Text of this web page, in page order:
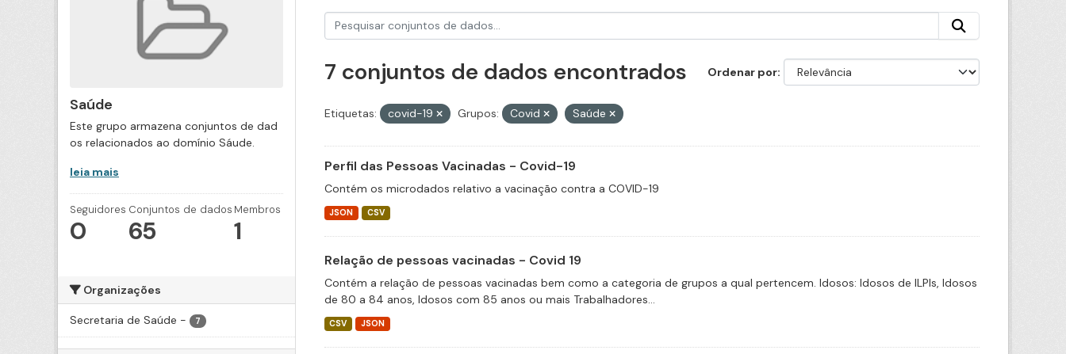
Saúde
Este grupo armazena conjuntos de dad
os relacionados ao domínio Sáude.
leia mais
Seguidores
0
Conjuntos de dados
65
Membros
1
Organizações
Secretaria de Saúde - 7
Ordenar por
7 conjuntos de dados encontrados
Etiquetas: covid-19 Grupos: Covid Saúde
Perfil das Pessoas Vacinadas - Covid-19
Contém os microdados relativo a vacinação contra a COVID-19
JSON CSV
Relação de pessoas vacinadas - Covid 19
Contém a relação de pessoas vacinadas bem como a categoria de grupos a qual pertencem. Idosos: Idosos de ILPIs, Idosos
de 80 a 84 anos, Idosos com 85 anos ou mais Trabalhadores...
CSV JSON